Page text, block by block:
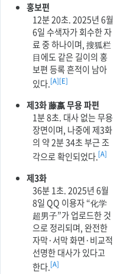
홍보편
12분 20초. 2025년 6월
6일 수색자가 회수한 자
료 중 하나이며, 搜狐栏
目에도 같은 길이의 홍
보편 등록 흔적이 남아
있다.[A][E]
제3화 藤嬴 무용 파편
1분 8초. 대사 없는 무용
장면이며, 나중에 제3화
의 약 2분 34초 부근 조
각으로 확인되었다.[A]
제3화
36분 1초. 2025년 6월
8일 QQ 이용자 “化学
超男子”가 업로드한 것
으로 정리되며, 완전한
자막·서막 화면·비교적
선명한 대사가 있다고
한다.[A]